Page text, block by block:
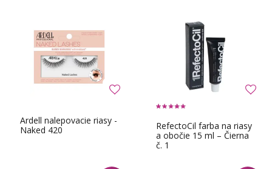
Ardell nalepovacie riasy -
Naked 420
RefectoCil farba na riasy
a obočie 15 ml – Čierna
č. 1